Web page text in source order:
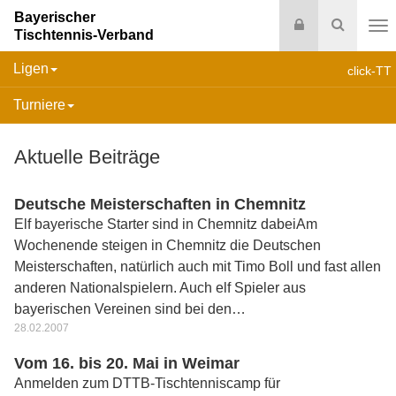
Suche
Login
Bayerischer
Tischtennis-Verband
click-TT
Ligen
Turniere
Aktuelle Beiträge
Deutsche Meisterschaften in Chemnitz
Elf bayerische Starter sind in Chemnitz dabeiAm
Wochenende steigen in Chemnitz die Deutschen
Meisterschaften, natürlich auch mit Timo Boll und fast allen
anderen Nationalspielern. Auch elf Spieler aus
bayerischen Vereinen sind bei den…
28.02.2007
Vom 16. bis 20. Mai in Weimar
Anmelden zum DTTB-Tischtenniscamp für